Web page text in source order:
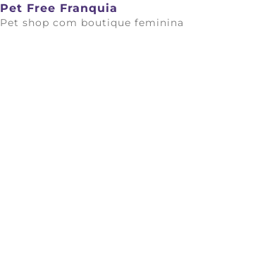
Pet Free Franquia
Pet shop com boutique feminina